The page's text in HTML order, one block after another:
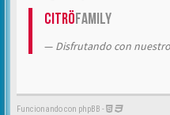
CitröFamily
Disfrutando con
Funcionando con phpBB -